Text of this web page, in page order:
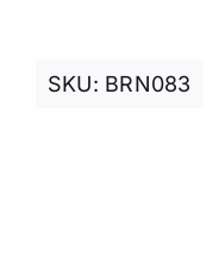
SKU: BRN083